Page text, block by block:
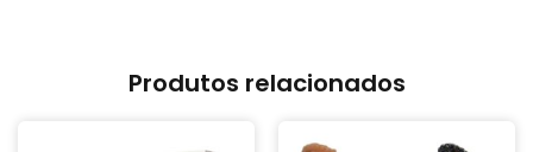
Produtos relacionados